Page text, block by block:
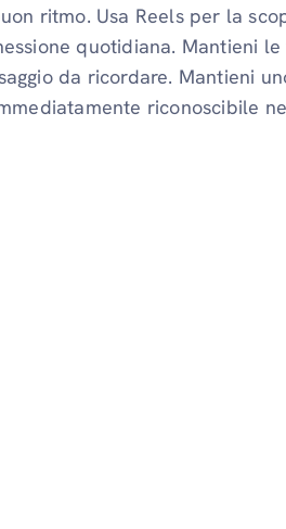
ritmo. Usa Reels per la
quotidiana. Mantieni
da ricordare. Mantieni
riconoscibile